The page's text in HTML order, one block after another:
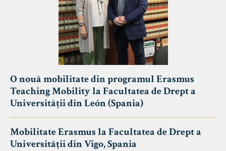
O nouă mobilitate din programul Erasmus
Teaching Mobility la Facultatea de Drept a
Universității din León (Spania)
Mobilitate Erasmus la Facultatea de Drept a
Universității din Vigo, Spania